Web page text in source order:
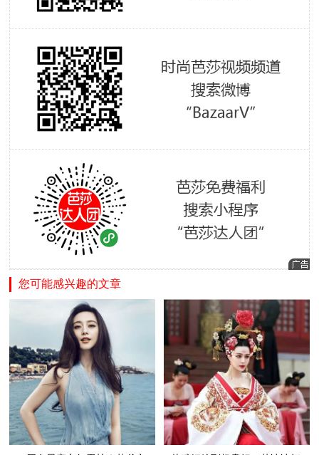
您可能感兴趣的文章